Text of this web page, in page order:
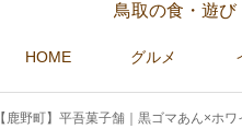
鳥取の食・遊び
HOME グルメ
【鹿野町】平吾菓子舗｜黒ゴマあん×ホ